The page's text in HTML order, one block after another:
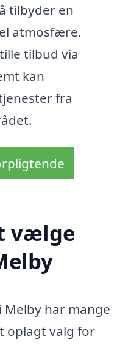
tilbyder en
atmosfære.
tilbud via
kan
fra
vælge
har mange
oplagt valg for